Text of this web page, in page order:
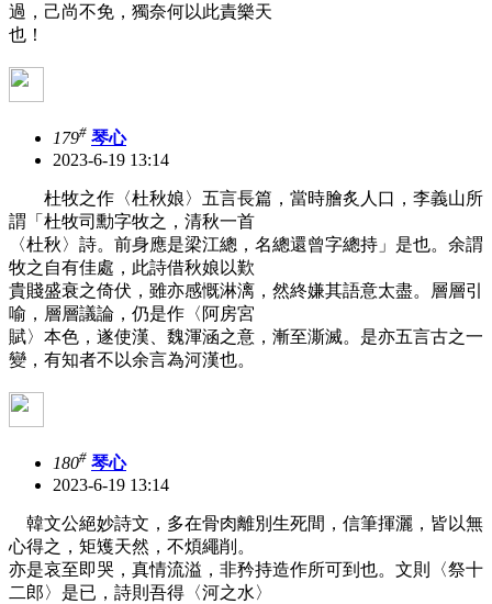
過，己尚不免，獨奈何以此責樂天
也！
179# 琴心
2023-6-19 13:14
杜牧之作〈杜秋娘〉五言長篇，當時膾炙人口，李義山所
謂「杜牧司勳字牧之，清秋一首
〈杜秋〉詩。前身應是梁江總，名總還曾字總持」是也。余謂
牧之自有佳處，此詩借秋娘以歎
貴賤盛衰之倚伏，雖亦感慨淋漓，然終嫌其語意太盡。層層引
喻，層層議論，仍是作〈阿房宮
賦〉本色，遂使漢、魏渾涵之意，漸至澌滅。是亦五言古之一
變，有知者不以余言為河漢也。
180# 琴心
2023-6-19 13:14
韓文公絕妙詩文，多在骨肉離別生死間，信筆揮灑，皆以無
心得之，矩矱天然，不煩繩削。
亦是哀至即哭，真情流溢，非矜持造作所可到也。文則〈祭十
二郎〉是已，詩則吾得〈河之水〉